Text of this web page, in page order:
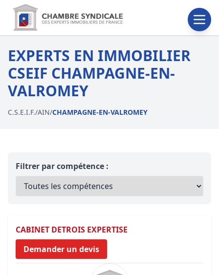
EXPERTS EN IMMOBILIER
CSEIF CHAMPAGNE-EN-
VALROMEY
C.S.E.I.F./AIN/CHAMPAGNE-EN-VALROMEY
Filtrer par compétence :
CABINET DETROIS EXPERTISE
Demander un devis